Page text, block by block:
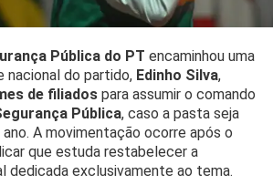
Pública do PT encaminhou uma
nacional do partido, Edinho Silva,
de filiados para assumir o comando
Pública, caso a pasta seja
A movimentação ocorre após o
que estuda restabelecer a
dedicada exclusivamente ao tema.